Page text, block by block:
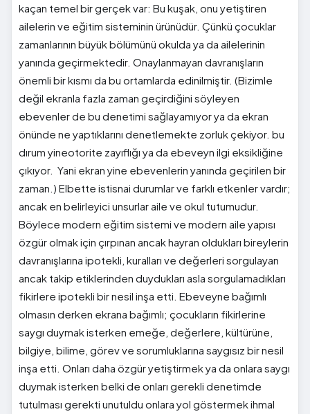
kaçan temel bir gerçek var: Bu kuşak, onu yetiştiren
ailelerin ve eğitim sisteminin ürünüdür. Çünkü çocuklar
zamanlarının büyük bölümünü okulda ya da ailelerinin
yanında geçirmektedir. Onaylanmayan davranışların
önemli bir kısmı da bu ortamlarda edinilmiştir. (Bizimle
değil ekranla fazla zaman geçirdiğini söyleyen
ebevenler de bu denetimi sağlayamıyor ya da ekran
önünde ne yaptıklarını denetlemekte zorluk çekiyor. bu
dırum yineotorite zayıflığı ya da ebeveyn ilgi eksikliğine
çıkıyor. Yani ekran yine ebevenlerin yanında geçirilen bir
zaman.) Elbette istisnai durumlar ve farklı etkenler vardır;
ancak en belirleyici unsurlar aile ve okul tutumudur.
Böylece modern eğitim sistemi ve modern aile yapısı
özgür olmak için çırpınan ancak hayran oldukları bireylerin
davranışlarına ipotekli, kuralları ve değerleri sorgulayan
ancak takip etiklerinden duydukları asla sorgulamadıkları
fikirlere ipotekli bir nesil inşa etti. Ebeveyne bağımlı
olmasın derken ekrana bağımlı; çocukların fikirlerine
saygı duymak isterken emeğe, değerlere, kültürüne,
bilgiye, bilime, görev ve sorumluklarına saygısız bir nesil
inşa etti. Onları daha özgür yetiştirmek ya da onlara saygı
duymak isterken belki de onları gerekli denetimde
tutulması gerekti unutuldu onlara yol göstermek ihmal